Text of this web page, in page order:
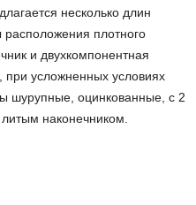
несколько длин
расположения плотного
и двухкомпонентная
при усложненных условиях
шурупные, оцинкованные, с 2
наконечником.